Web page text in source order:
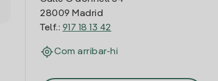
28009 Madrid
Telf.: 917 18 13 42
Com arribar-hi